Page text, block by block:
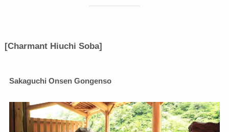
[Charmant Hiuchi Soba]
Sakaguchi Onsen Gongenso